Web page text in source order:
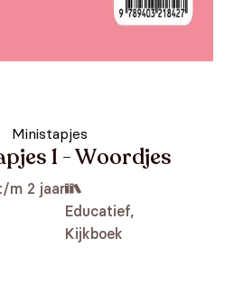
Ministapjes
1 - Woordjes
m 2 jaar
Educatief,
Kijkboek